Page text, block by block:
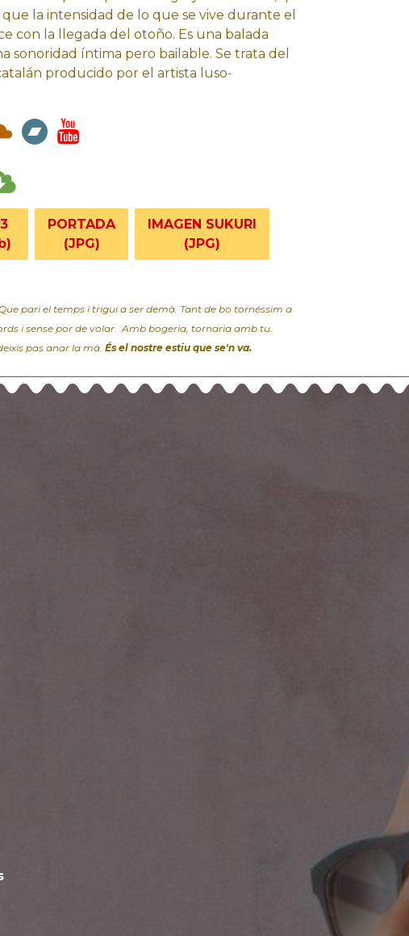
la intensidad de lo que se vive durante el
con la llegada del otoño. Es una balada
sonoridad íntima pero bailable. Se trata del
producido por el artista luso-
PORTADA
(JPG)
IMAGEN SUKURI
(JPG)
pari el temps i trigui a ser demà. Tant de bo tornéssim a
i sense por de volar. Amb bogeria, tornaria amb tu.
xis pas anar la mà. És el nostre estiu que se'n va.